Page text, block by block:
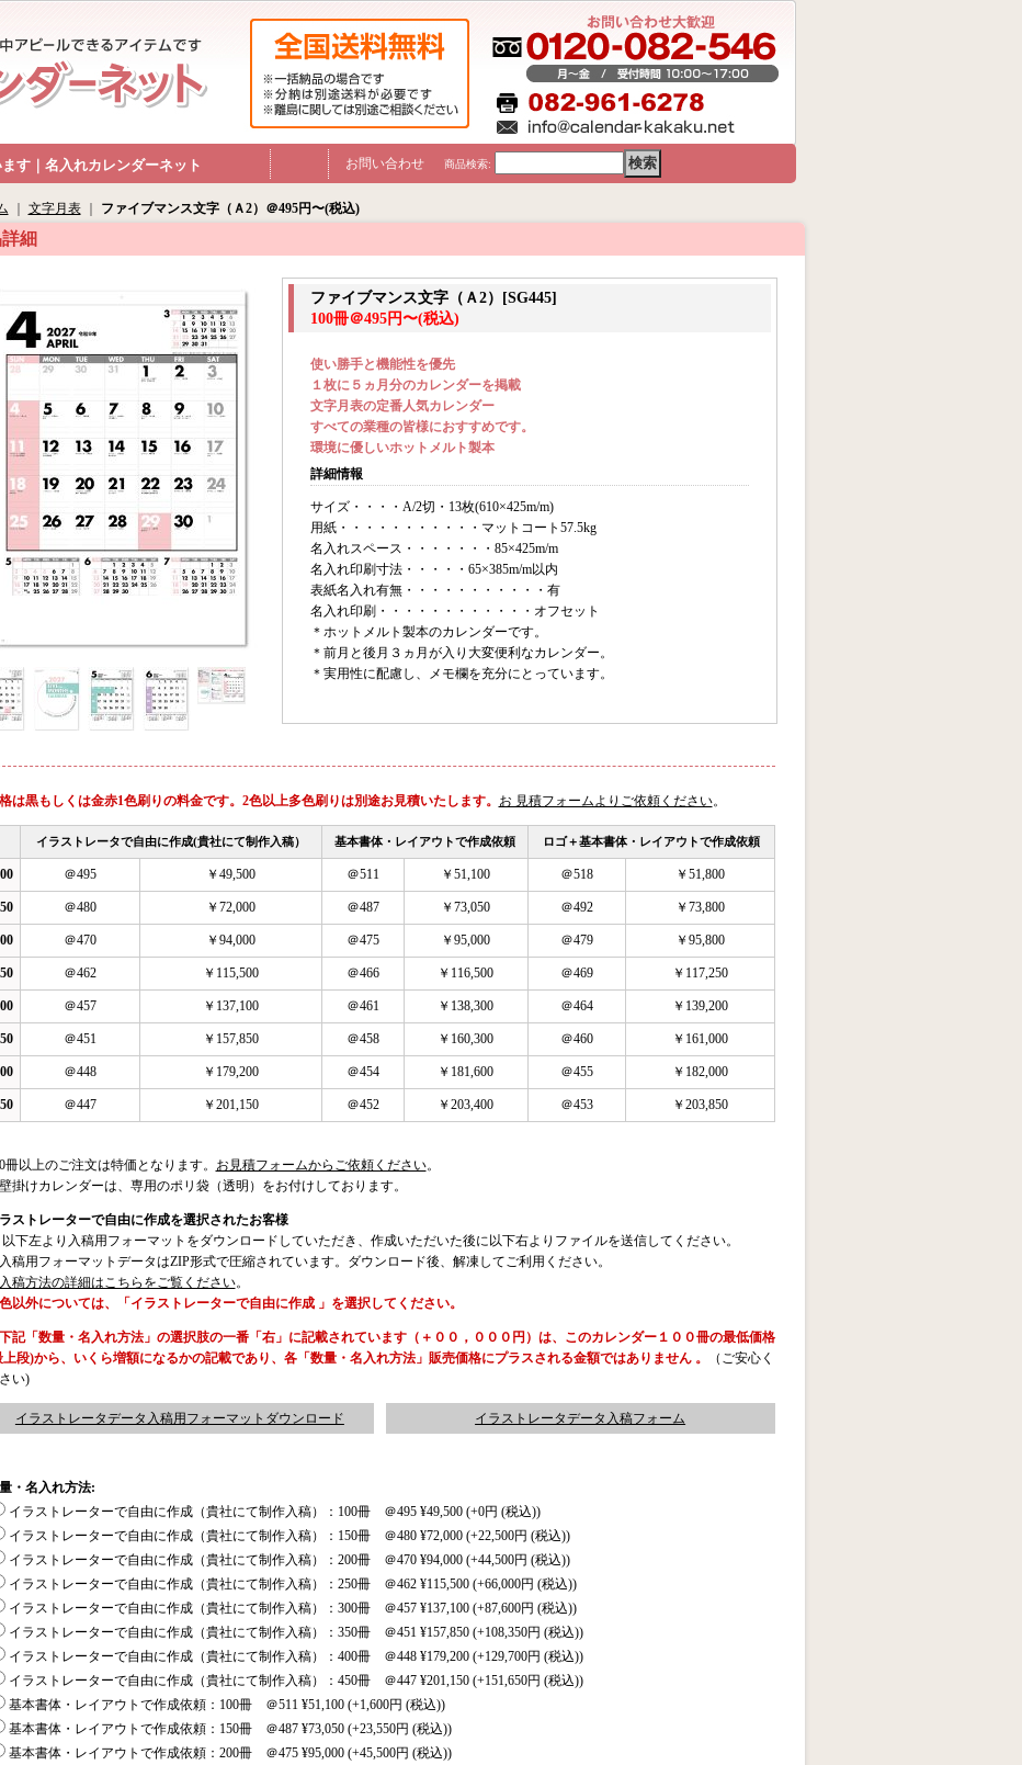
す｜名入れカレンダーネット お問い合わせ 商品検索:
文字月表｜ ファイブマンス文字（Ａ2）＠495円〜(税込)
細
ファイブマンス文字（Ａ2）[SG445]
100冊＠495円〜(税込)
使い勝手と機能性を優先
１枚に５ヵ月分のカレンダーを掲載
文字月表の定番人気カレンダー
すべての業種の皆様におすすめです。
環境に優しいホットメルト製本
詳細情報
サイズ・・・・A/2切・13枚(610×425m/m)
用紙・・・・・・・・・・・マットコート57.5kg
名入れスペース・・・・・・・85×425m/m
名入れ印刷寸法・・・・・65×385m/m以内
表紙名入れ有無・・・・・・・・・・・有
名入れ印刷・・・・・・・・・・・・オフセット
＊ホットメルト製本のカレンダーです。
＊前月と後月３ヵ月が入り大変便利なカレンダー。
＊実用性に配慮し、メモ欄を充分にとっています。
は黒もしくは金赤1色刷りの料金です。2色以上多色刷りは別途お見積いたします。 お 見積フォームよりご依頼ください。
イラストレータで自由に作成(貴社にて制作入稿） 基本書体・レイアウトで作成依頼 ロゴ＋基本書体・レイアウトで作成依頼
＠495 ￥49,500 ＠511 ￥51,100 ＠518 ￥51,800
＠480 ￥72,000 ＠487 ￥73,050 ＠492 ￥73,800
＠470 ￥94,000 ＠475 ￥95,000 ＠479 ￥95,800
＠462 ￥115,500 ＠466 ￥116,500 ＠469 ￥117,250
＠457 ￥137,100 ＠461 ￥138,300 ＠464 ￥139,200
＠451 ￥157,850 ＠458 ￥160,300 ＠460 ￥161,000
＠448 ￥179,200 ＠454 ￥181,600 ＠455 ￥182,000
＠447 ￥201,150 ＠452 ￥203,400 ＠453 ￥203,850
冊以上のご注文は特価となります。 お見積フォームからご依頼ください。
掛けカレンダーは、専用のポリ袋（透明）をお付けしております。
ストレーターで自由に作成を選択されたお客様
下左より入稿用フォーマットをダウンロードしていただき、作成いただいた後に以下右よりファイルを送信してください。
稿用フォーマットデータはZIP形式で圧縮されています。ダウンロード後、解凍してご利用ください。
入稿方法の詳細はこちらをご覧ください。
以外については、「イラストレーターで自由に作成 」を選択してください。
記「数量・名入れ方法」の選択肢の一番「右」に記載されています（＋００，０００円）は、このカレンダー１００冊の最低価格
上段)から、いくら増額になるかの記載であり、各「数量・名入れ方法」販売価格にプラスされる金額ではありません 。
（ご安心く
い)
イラストレータデータ入稿用フォーマットダウンロード イラストレータデータ入稿フォーム
・名入れ方法:
イラストレーターで自由に作成（貴社にて制作入稿）：100冊 ＠495 ¥49,500 (+0円 (税込))
イラストレーターで自由に作成（貴社にて制作入稿）：150冊 ＠480 ¥72,000 (+22,500円 (税込))
イラストレーターで自由に作成（貴社にて制作入稿）：200冊 ＠470 ¥94,000 (+44,500円 (税込))
イラストレーターで自由に作成（貴社にて制作入稿）：250冊 ＠462 ¥115,500 (+66,000円 (税込))
イラストレーターで自由に作成（貴社にて制作入稿）：300冊 ＠457 ¥137,100 (+87,600円 (税込))
イラストレーターで自由に作成（貴社にて制作入稿）：350冊 ＠451 ¥157,850 (+108,350円 (税込))
イラストレーターで自由に作成（貴社にて制作入稿）：400冊 ＠448 ¥179,200 (+129,700円 (税込))
イラストレーターで自由に作成（貴社にて制作入稿）：450冊 ＠447 ¥201,150 (+151,650円 (税込))
基本書体・レイアウトで作成依頼：100冊 ＠511 ¥51,100 (+1,600円 (税込))
基本書体・レイアウトで作成依頼：150冊 ＠487 ¥73,050 (+23,550円 (税込))
基本書体・レイアウトで作成依頼：200冊 ＠475 ¥95,000 (+45,500円 (税込))